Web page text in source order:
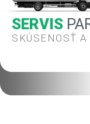
SERVIS
SKÚSENOSŤ